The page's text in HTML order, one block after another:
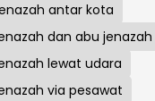
antar kota
dan abu jenazah
lewat udara
via pesawat